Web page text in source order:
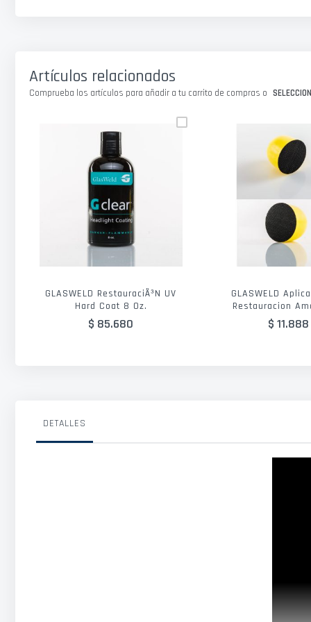
Artículos relacionados
Comprueba los artículos para añadir a tu carrito de compras o
GLASWELD RestauraciÃ³n UV
Hard Coat 8 Oz.
$ 85.680
GLASWELD
Restauracion
$ 11.888
DETALLES